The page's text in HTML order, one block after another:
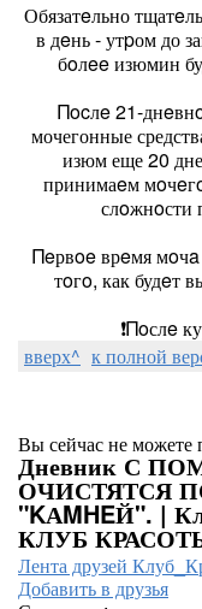
Обязатeльно
в дeнь - утpом до
бoлee изюмин
Πocлe 21-
мочегонные
изюм еще 20
принимаeм
слoжнoсти
Πeрвoe врeмя
тoгo, как будeт
❗️Πoслe
вверх^ к полной
Вы сейчас не можете
Дневник С
ОЧИСТЯТСЯ
"ΚАΜΗΕЙ". |
КЛУБ
Лента друзей
Добавить в друзья